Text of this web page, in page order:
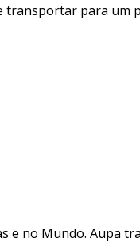
transportar para um
e no Mundo. Aupa